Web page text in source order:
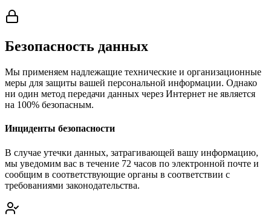
Безопасность данных
Мы применяем надлежащие технические и организационные
меры для защиты вашей персональной информации. Однако
ни один метод передачи данных через Интернет не является
на 100% безопасным.
Инциденты безопасности
В случае утечки данных, затрагивающей вашу информацию,
мы уведомим вас в течение 72 часов по электронной почте и
сообщим в соответствующие органы в соответствии с
требованиями законодательства.